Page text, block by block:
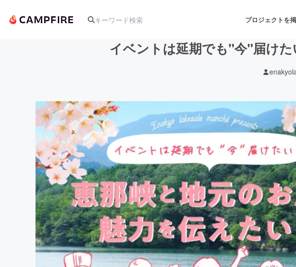
プロジェクトを
アート・写真 音楽
テクノロジー・ガジェット ゲーム・サービス開
映像・映画 書籍・雑誌出版
ビジネス・起業 チャレンジ
まちづくり・地域活性化
CAMPFIRE
イベントは延期でも"今"届けた